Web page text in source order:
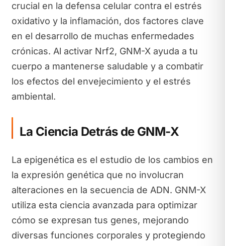
crucial en la defensa celular contra el estrés
oxidativo y la inflamación, dos factores clave
en el desarrollo de muchas enfermedades
crónicas. Al activar Nrf2, GNM-X ayuda a tu
cuerpo a mantenerse saludable y a combatir
los efectos del envejecimiento y el estrés
ambiental.
La Ciencia Detrás de GNM-X
La epigenética es el estudio de los cambios en
la expresión genética que no involucran
alteraciones en la secuencia de ADN. GNM-X
utiliza esta ciencia avanzada para optimizar
cómo se expresan tus genes, mejorando
diversas funciones corporales y protegiendo